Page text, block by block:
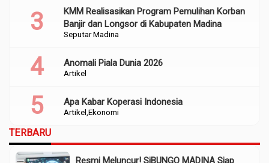
Seputar Madina
KMM Realisasikan Program Pemulihan Korban
Banjir dan Longsor di Kabupaten Madina
Artikel
Anomali Piala Dunia 2026
Artikel Ekonomi
Apa Kabar Koperasi Indonesia
TERBARU
Resmi Meluncur! SiBUNGO MADINA Siap